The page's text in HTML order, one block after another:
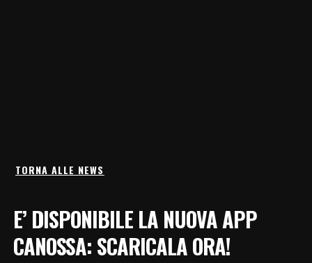
TORNA ALLE NEWS
E’ DISPONIBILE LA NUOVA APP
CANOSSA: SCARICALA ORA!